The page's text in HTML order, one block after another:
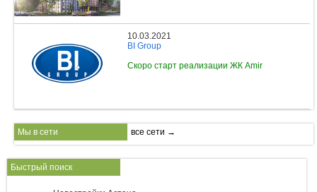
10.03.2021
BI Group
Скоро старт реализации ЖК Amir
Мы в сети все сети →
Быстрый поиск